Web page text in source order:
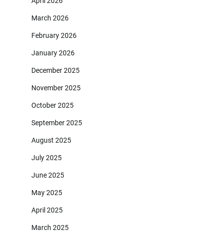
March 2026
February 2026
January 2026
December 2025
November 2025
October 2025
September 2025
August 2025
July 2025
June 2025
May 2025
April 2025
March 2025